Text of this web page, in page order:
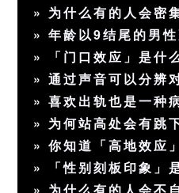
» 为什么有的人会密
»年龄以9结尾的男
»
「门口效应」是什
»通过声音可以分辨
»喜欢出轨也是一种
» 为何站高处会有跳
»你知道「高地效应
»
「性别刻板印象」